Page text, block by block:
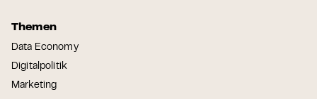
Themen
Data Economy
Digitalpolitik
Marketing